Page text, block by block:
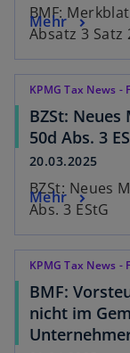
BMF:
Absatz 3 Satz
Mehr
KPMG Tax News
BZSt:
50d Abs. 3
20.03.2025
BZSt: Neues
Abs. 3 EStG
Mehr
KPMG Tax News
BMF:
nicht im